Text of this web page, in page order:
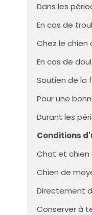
Dans les
En cas de
Chez le chien
En cas de
Soutien de la
Pour une
Durant les
Conditions
Chat et chien
Chien de
Directement
Conserver à